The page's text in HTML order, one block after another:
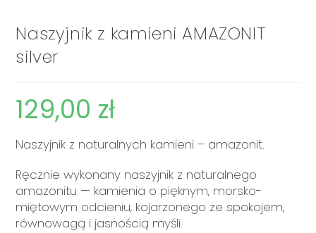
Naszyjnik z kamieni AMAZONIT
silver
129,00 zł
Naszyjnik z naturalnych kamieni – amazonit.
Ręcznie wykonany naszyjnik z naturalnego
amazonitu — kamienia o pięknym, morsko-
miętowym odcieniu, kojarzonego ze spokojem,
równowagą i jasnością myśli.